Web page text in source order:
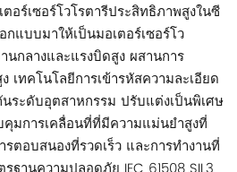
อร์เซอร์โวโรตารีประสิทธิภาพสูงในซี
แบบมาให้เป็นมอเตอร์เซอร์โว
นกลางและแรงบิดสูง ผสานการ
เทคโนโลยีการเข้ารหัสความละเอียด
ระดับอุตสาหกรรม ปรับแต่งเป็นพิเศษ
มการเคลื่อนที่ที่มีความแม่นยำสูงที่
รตอบสนองที่รวดเร็ว และการทำงานที่